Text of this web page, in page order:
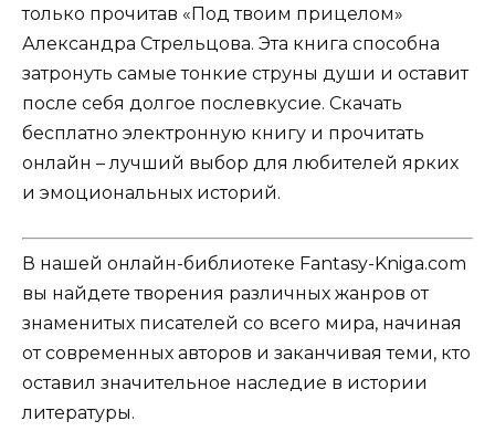
только прочитав «Под твоим прицелом»
Александра Стрельцова. Эта книга способна
затронуть самые тонкие струны души и оставит
после себя долгое послевкусие. Скачать
бесплатно электронную книгу и прочитать
онлайн – лучший выбор для любителей ярких
и эмоциональных историй.
В нашей онлайн-библиотеке Fantasy-Kniga.com
вы найдете творения различных жанров от
знаменитых писателей со всего мира, начиная
от современных авторов и заканчивая теми, кто
оставил значительное наследие в истории
литературы.